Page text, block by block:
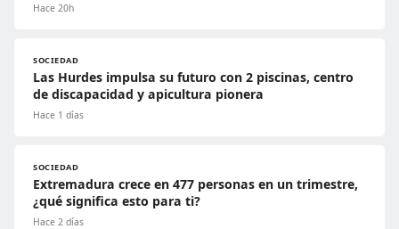
Hace 20h
SOCIEDAD
Las Hurdes impulsa su futuro con 2 piscinas, centro
de discapacidad y apicultura pionera
Hace 1 días
SOCIEDAD
Extremadura crece en 477 personas en un trimestre,
¿qué significa esto para ti?
Hace 2 días